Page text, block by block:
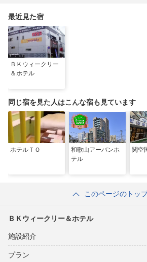
最近見た宿
ＢＫウィークリー
＆ホテル
同じ宿を見た人はこんな宿も見ています
ホテルＴＯ
和歌山アーバンホ
テル
関空
このページのトッ
ＢＫウィークリー＆ホテル
施設紹介
プラン